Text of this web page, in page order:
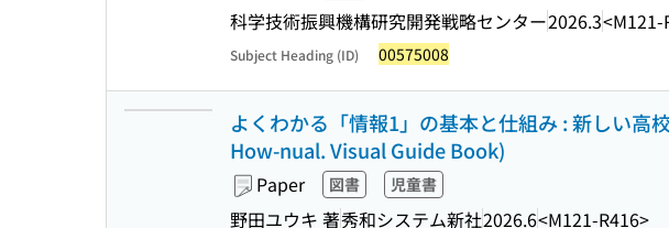
科学技術振興機構研究開発戦略センター2026.3<M121-
Subject Heading (ID) 00575008
よくわかる「情報1」の基本と仕組み : 新しい高
How-nual. Visual Guide Book)
Paper 図書 児童書
野田ユウキ 著秀和システム新社2026.6<M121-R416>